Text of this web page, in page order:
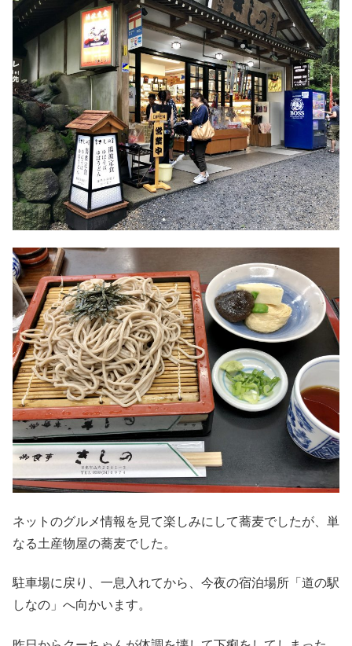
ネットのグルメ情報を見て楽しみにして蕎麦でしたが、単
なる土産物屋の蕎麦でした。
駐車場に戻り、一息入れてから、今夜の宿泊場所「道の駅
しなの」へ向かいます。